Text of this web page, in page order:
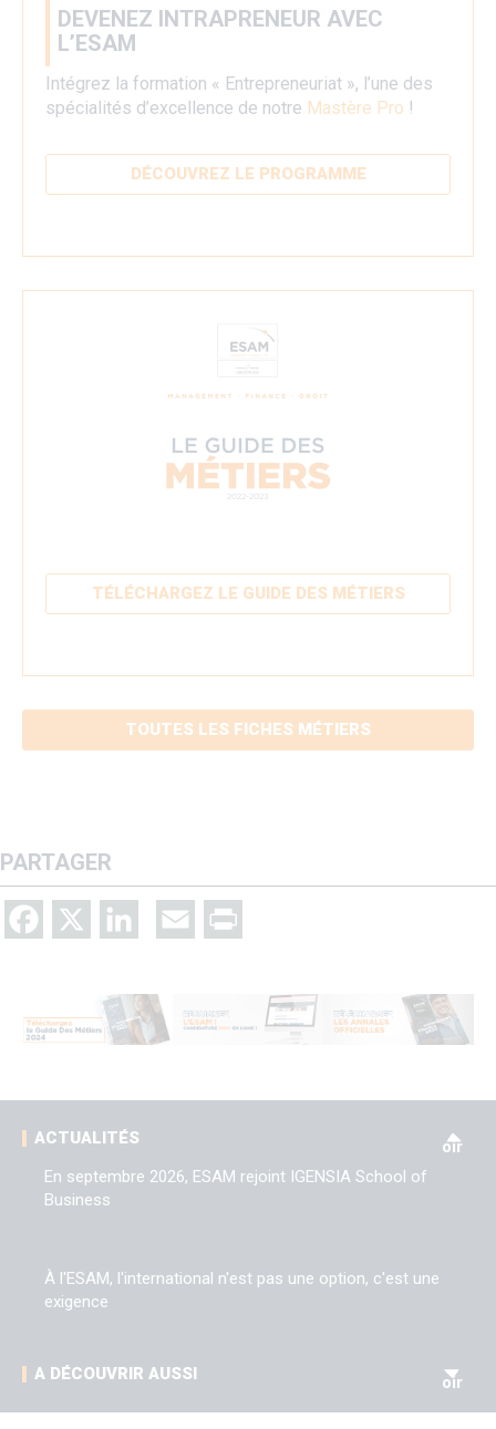
DEVENEZ INTRAPRENEUR AVEC
L’ESAM
Intégrez la formation « Entrepreneuriat », l’une des
spécialités d’excellence de notre Mastère Pro !
DÉCOUVREZ LE PROGRAMME
TÉLÉCHARGEZ LE GUIDE DES MÉTIERS
TOUTES LES FICHES MÉTIERS
PARTAGER
Facebook LinkedIn Email
ACTUALITÉS
oir
En septembre 2026, ESAM rejoint IGENSIA School of
Business
À l'ESAM, l'international n'est pas une option, c'est une
exigence
A DÉCOUVRIR AUSSI
oir